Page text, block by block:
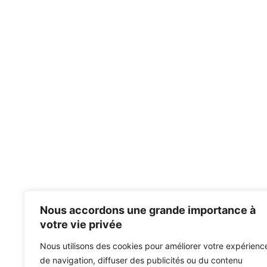
Nous accordons une grande importance à
votre vie privée
Nous utilisons des cookies pour améliorer votre
de navigation, diffuser des publicités ou du contenu